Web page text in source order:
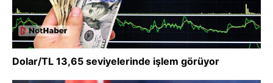
Dolar/TL 13,65 seviyelerinde işlem görüyor